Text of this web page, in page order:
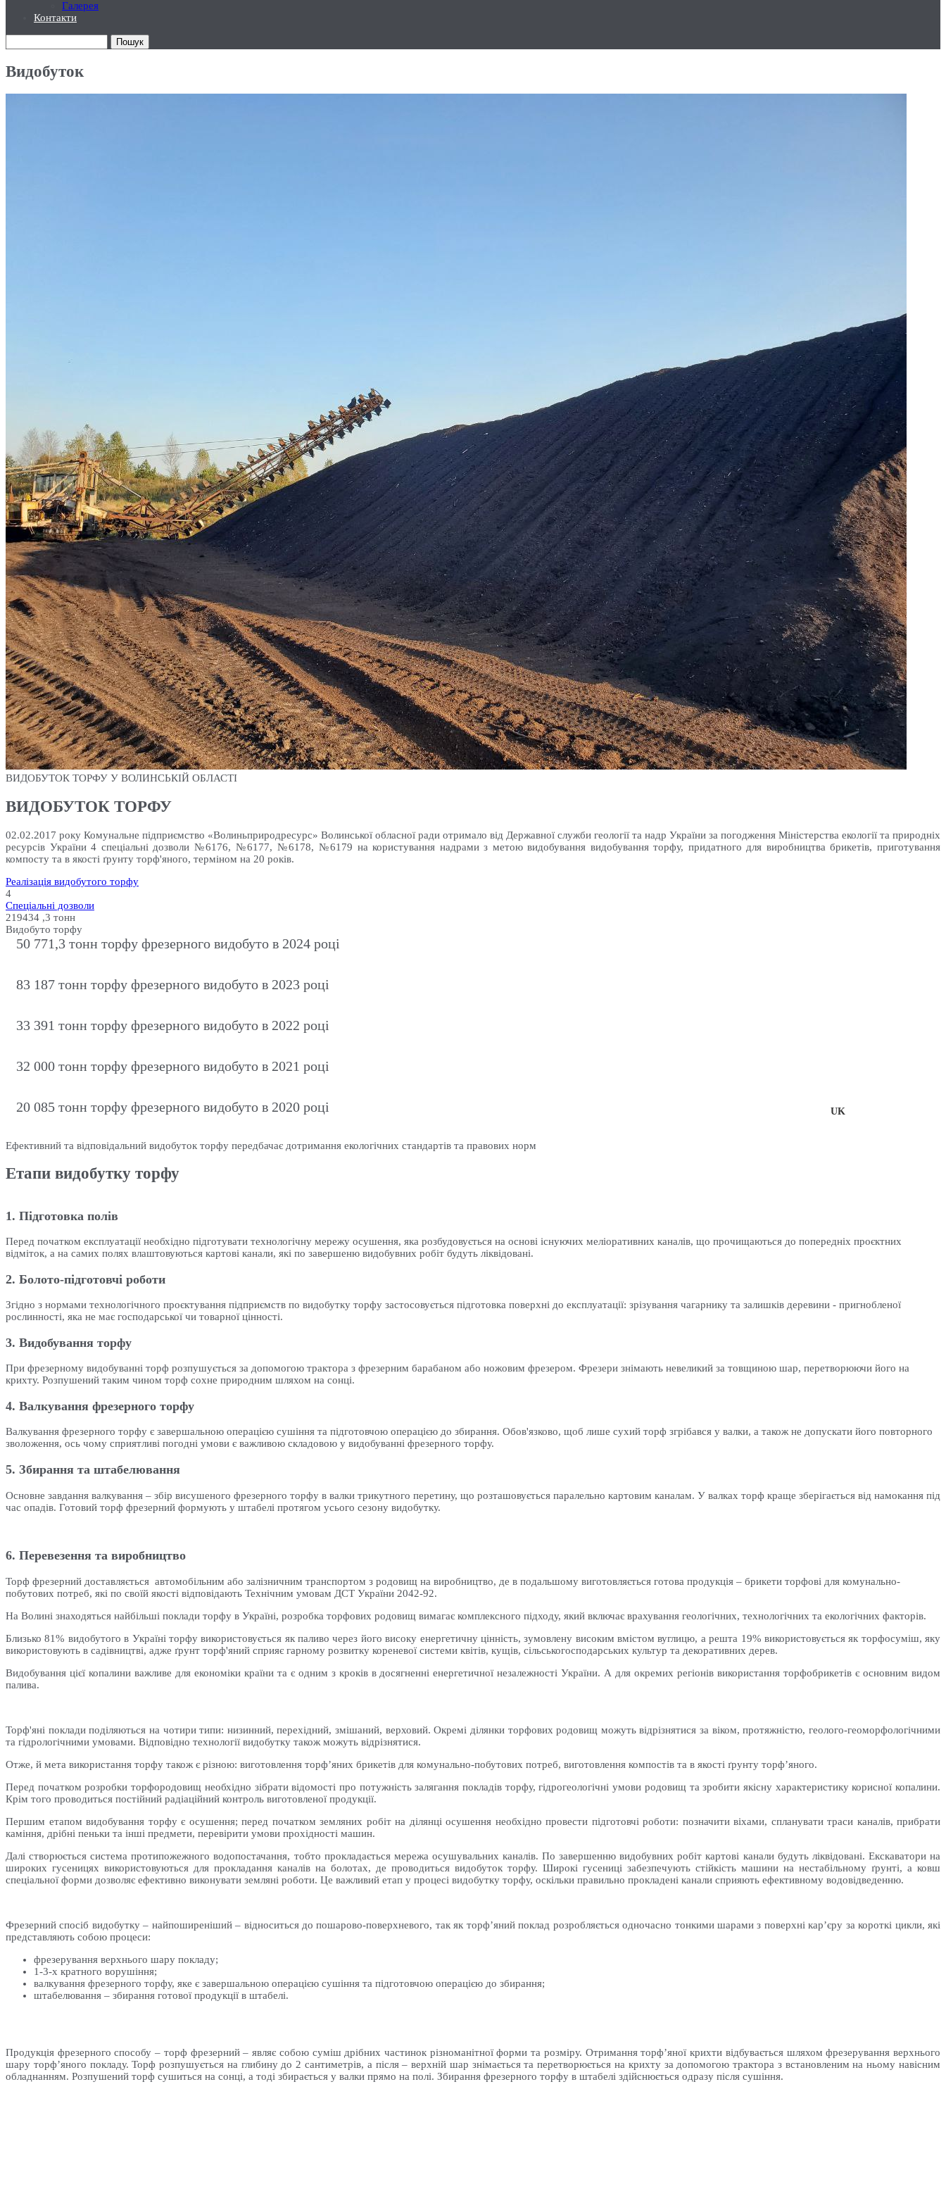
Галерея
Контакти
UK
Видобуток
ВИДОБУТОК ТОРФУ У ВОЛИНСЬКІЙ ОБЛАСТІ
ВИДОБУТОК ТОРФУ
02.02.2017 року Комунальне підприємство «Волиньприродресурс» Волинської обласної ради отримало від Державної служби геології та надр України за погодження Міністерства екології та природніх
ресурсів України 4 спеціальні дозволи №6176, №6177, №6178, №6179 на користування надрами з метою видобування видобування торфу, придатного для виробництва брикетів, приготування
компосту та в якості ґрунту торф'яного, терміном на 20 років.
Реалізація видобутого торфу
4
Спеціальні дозволи
219434 ,3 тонн
Видобуто торфу
50 771,3 тонн торфу фрезерного видобуто в 2024 році
83 187 тонн торфу фрезерного видобуто в 2023 році
33 391 тонн торфу фрезерного видобуто в 2022 році
32 000 тонн торфу фрезерного видобуто в 2021 році
20 085 тонн торфу фрезерного видобуто в 2020 році
Ефективний та відповідальний видобуток торфу передбачає дотримання екологічних стандартів та правових норм
Етапи видобутку торфу
1. Підготовка полів
Перед початком експлуатації необхідно підготувати технологічну мережу осушення, яка розбудовується на основі існуючих меліоративних каналів, що прочищаються до попередніх проєктних
відміток, а на самих полях влаштовуються картові канали, які по завершеню видобувних робіт будуть ліквідовані.
2. Болото-підготовчі роботи
Згідно з нормами технологічного проєктування підприємств по видобутку торфу застосовується підготовка поверхні до експлуатації: зрізування чагарнику та залишків деревини - пригнобленої
рослинності, яка не має господарської чи товарної цінності.
3. Видобування торфу
При фрезерному видобуванні торф розпушується за допомогою трактора з фрезерним барабаном або ножовим фрезером. Фрезери знімають невеликий за товщиною шар, перетворюючи його на
крихту. Розпушений таким чином торф сохне природним шляхом на сонці.
4. Валкування фрезерного торфу
Валкування фрезерного торфу є завершальною операцією сушіння та підготовчою операцією до збирання. Обов'язково, щоб лише сухий торф згрібався у валки, а також не допускати його повторного
зволоження, ось чому сприятливі погодні умови є важливою складовою у видобуванні фрезерного торфу.
5. Збирання та штабелювання
Основне завдання валкування – збір висушеного фрезерного торфу в валки трикутного перетину, що розташовується паралельно картовим каналам. У валках торф краще зберігається від намокання під
час опадів. Готовий торф фрезерний формують у штабелі протягом усього сезону видобутку.
6. Перевезення та виробництво
Торф фрезерний доставляється автомобільним або залізничним транспортом з родовищ на виробництво, де в подальшому виготовляється готова продукція – брикети торфові для комунально-
побутових потреб, які по своїй якості відповідають Технічним умовам ДСТ України 2042-92.
На Волині знаходяться найбільші поклади торфу в Україні, розробка торфових родовищ вимагає комплексного підходу, який включає врахування геологічних, технологічних та екологічних факторів.
Близько 81% видобутого в Україні торфу використовується як паливо через його високу енергетичну цінність, зумовлену високим вмістом вуглицю, а решта 19% використовується як торфосуміш, яку
використовують в садівництві, адже ґрунт торф'яний сприяє гарному розвитку кореневої системи квітів, кущів, сільськогосподарських культур та декоративних дерев.
Видобування цієї копалини важливе для економіки країни та є одним з кроків в досягненні енергетичної незалежності України. А для окремих регіонів використання торфобрикетів є основним видом
палива.
Торф'яні поклади поділяються на чотири типи: низинний, перехідний, змішаний, верховий. Окремі ділянки торфових родовищ можуть відрізнятися за віком, протяжністю, геолого-геоморфологічними
та гідрологічними умовами. Відповідно технології видобутку також можуть відрізнятися.
Отже, й мета використання торфу також є різною: виготовлення торф’яних брикетів для комунально-побутових потреб, виготовлення компостів та в якості ґрунту торф’яного.
Перед початком розробки торфородовищ необхідно зібрати відомості про потужність залягання покладів торфу, гідрогеологічні умови родовищ та зробити якісну характеристику корисної копалини.
Крім того проводиться постійний радіаційний контроль виготовленої продукції.
Першим етапом видобування торфу є осушення; перед початком земляних робіт на ділянці осушення необхідно провести підготовчі роботи: позначити віхами, спланувати траси каналів, прибрати
каміння, дрібні пеньки та інші предмети, перевірити умови прохідності машин.
Далі створюється система протипожежного водопостачання, тобто прокладається мережа осушувальних каналів. По завершенню видобувних робіт картові канали будуть ліквідовані. Екскаватори на
широких гусеницях використовуються для прокладання каналів на болотах, де проводиться видобуток торфу. Широкі гусениці забезпечують стійкість машини на нестабільному ґрунті, а ковш
спеціальної форми дозволяє ефективно виконувати земляні роботи. Це важливий етап у процесі видобутку торфу, оскільки правильно прокладені канали сприяють ефективному водовідведенню.
Фрезерний спосіб видобутку – найпоширеніший – відноситься до пошарово-поверхневого, так як торф’яний поклад розробляється одночасно тонкими шарами з поверхні кар’єру за короткі цикли, які
представляють собою процеси:
фрезерування верхнього шару покладу;
1-3-х кратного ворушіння;
валкування фрезерного торфу, яке є завершальною операцією сушіння та підготовчою операцією до збирання;
штабелювання – збирання готової продукції в штабелі.
Продукція фрезерного способу – торф фрезерний – являє собою суміш дрібних частинок різноманітної форми та розміру. Отримання торф’яної крихти відбувається шляхом фрезерування верхнього
шару торф’яного покладу. Торф розпушується на глибину до 2 сантиметрів, а після – верхній шар знімається та перетворюється на крихту за допомогою трактора з встановленим на ньому навісним
обладнанням. Розпушений торф сушиться на сонці, а тоді збирається у валки прямо на полі. Збирання фрезерного торфу в штабелі здійснюється одразу після сушіння.